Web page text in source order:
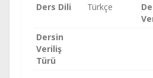
Ders Dili Türkçe
Dersin
Veriliş
Türü